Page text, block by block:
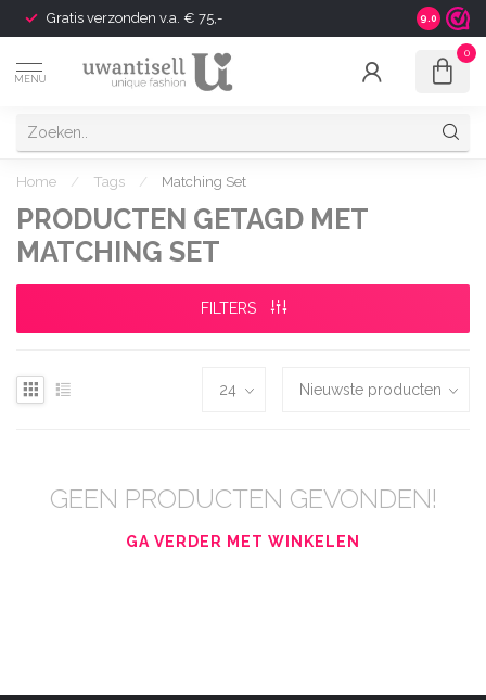
Gratis verzonden v.a. € 75,- Shipping
9.0
MENU
0
Home / Tags / Matching Set
PRODUCTEN GETAGD MET
MATCHING SET
FILTERS
GEEN PRODUCTEN GEVONDEN!
GA VERDER MET WINKELEN